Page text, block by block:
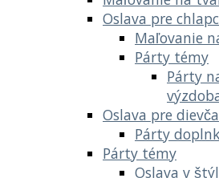
Oslava pre
Maľovanie
Párty témy
Párty
Oslava pre dievča
Párty
Párty témy
Oslava v